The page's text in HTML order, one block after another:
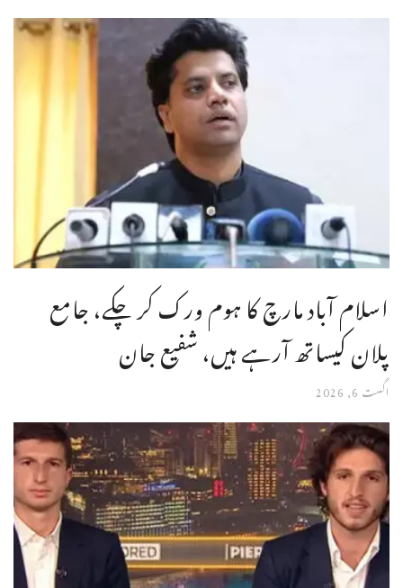
اسلام آباد مارچ کا ہوم ورک کر چکے، جامع
پلان کیساتھ آرہے ہیں، شفیع جان
اگست 6, 2026